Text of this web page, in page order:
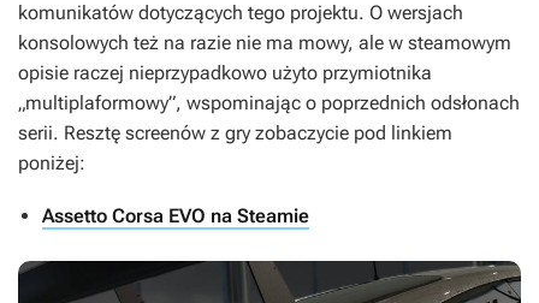
komunikatów dotyczących tego projektu. O wersjach
konsolowych też na razie nie ma mowy, ale w steamowym
opisie raczej nieprzypadkowo użyto przymiotnika
„multiplaformowy”, wspominając o poprzednich odsłonach
serii. Resztę screenów z gry zobaczycie pod linkiem
poniżej:
Assetto Corsa EVO na Steamie